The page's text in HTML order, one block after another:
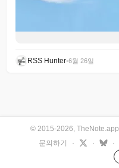
RSS Hunter•6월 26일
© 2015-2026, TheNote.app
문의하기
· · ·